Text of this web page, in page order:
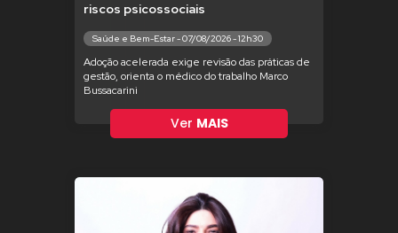
riscos psicossociais
Saúde e Bem-Estar - 07/08/2026 - 12h30
Adoção acelerada exige revisão das práticas de
gestão, orienta o médico do trabalho Marco
Bussacarini
Ver MAIS